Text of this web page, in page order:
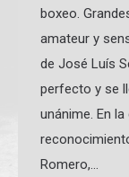
boxeo.
amateur y
de José Luís
perfecto y se
unánime. En
Romero,…